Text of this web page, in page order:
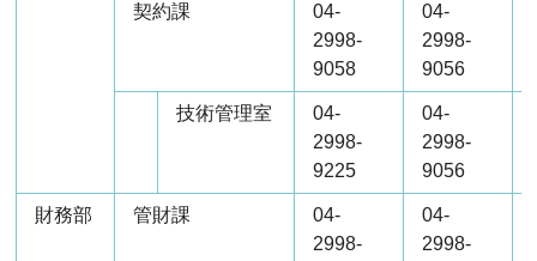
契約課
04-
2998-
9058
04-
2998-
9056
技術管理室
04-
2998-
9225
04-
2998-
9056
財務部 管財課
04-
2998-
04-
2998-